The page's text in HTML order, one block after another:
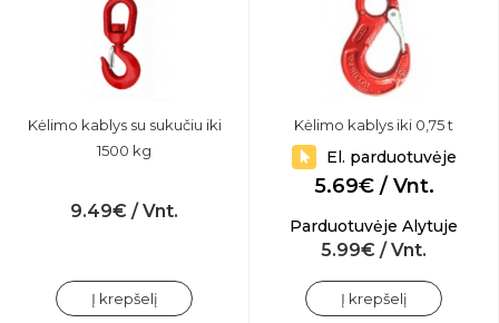
Kėlimo kablys su sukučiu iki
1500 kg
9.49€ / Vnt.
Į krepšelį
Kėlimo kablys iki 0,75 t
El. parduotuvėje
5.69€ / Vnt.
Parduotuvėje Alytuje
5.99€ / Vnt.
Į krepšelį